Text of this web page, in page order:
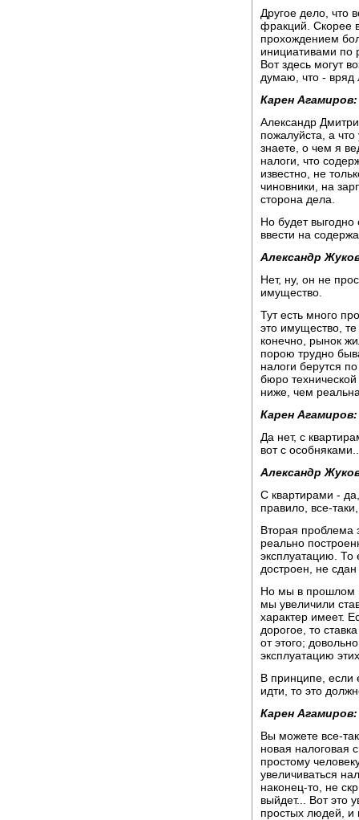
Другое дело, что
фракций. Скорее
прохождением
инициативами
Вот здесь могут
думаю, что - вряд
Карен Агамиров:
Александр
пожалуйста, а
знаете, о чем я
налоги, что
известно, не
чиновники, на
сторона дела.
Но будет выгодно
ввести на
Александр
Нет, ну, он не
имущество.
Тут есть много
это имущество,
конечно, рынок
порою трудно
налоги берутся
бюро
ниже, чем
Карен Агамиров:
Да нет, с
вот с
Александр
С квартирами -
правило, все-
Вторая проблема
реально
эксплуатацию. То
достроен, не
Но мы в прошлом
мы увеличили
характер имеет.
дорогое, то
от этого;
эксплуатацию
В принципе, если
идти, то это
Карен Агамиров:
Вы можете все-
новая налоговая
простому
увеличиваться
наконец-то, не
выйдет... Вот это
простых людей, и